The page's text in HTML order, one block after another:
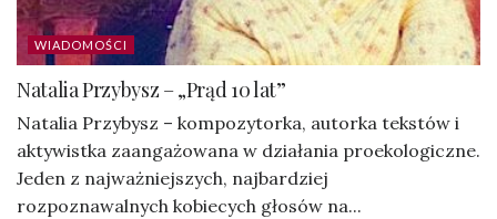
WIADOMOŚCI
Natalia Przybysz – „Prąd 10 lat”
Natalia Przybysz – kompozytorka, autorka tekstów i
aktywistka zaangażowana w działania proekologiczne.
Jeden z najważniejszych, najbardziej
rozpoznawalnych kobiecych głosów na...